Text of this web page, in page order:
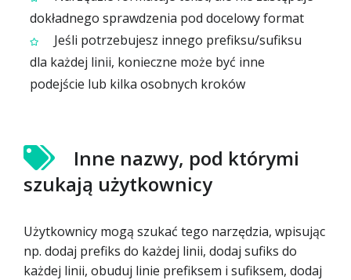
dokładnego sprawdzenia pod docelowy format
Jeśli potrzebujesz innego prefiksu/sufiksu
dla każdej linii, konieczne może być inne
podejście lub kilka osobnych kroków
Inne nazwy, pod którymi
szukają użytkownicy
Użytkownicy mogą szukać tego narzędzia, wpisując
np. dodaj prefiks do każdej linii, dodaj sufiks do
każdej linii, obuduj linie prefiksem i sufiksem, dodaj